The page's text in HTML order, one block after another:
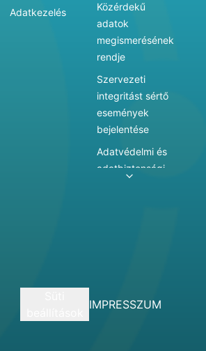
Adatkezelés
Közérdekű
adatok
megismerésének
rendje
Szervezeti
integritást sértő
események
bejelentése
Adatvédelmi és
adatbiztonsági
szolgáltatásai
IMPRESSZUM